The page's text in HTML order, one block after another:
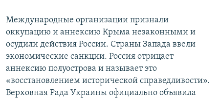
Международные организации признали
оккупацию и аннексию Крыма незаконными и
осудили действия России. Страны Запада ввели
экономические санкции. Россия отрицает
аннексию полуострова и называет это
«восстановлением исторической справедливости».
Верховная Рада Украины официально объявила